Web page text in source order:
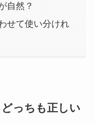
自然？
せて使い分けれ
どっちも正しい